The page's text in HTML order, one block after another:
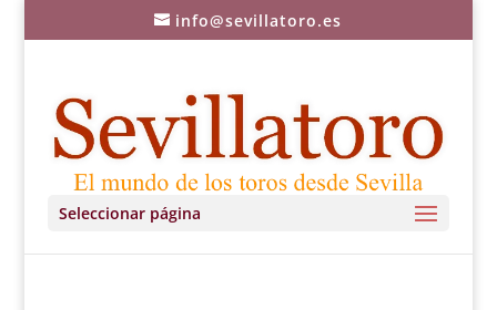
info@sevillatoro.es
Seleccionar página